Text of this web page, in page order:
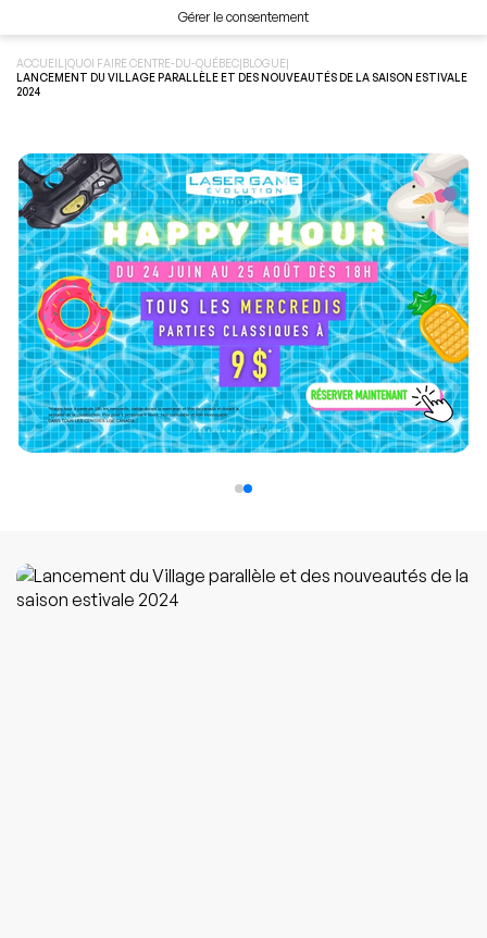
Gérer le consentement
ACCUEIL |QUOI FAIRE CENTRE-DU-QUÉBEC|BLOGUE|
LANCEMENT DU VILLAGE PARALLÈLE ET DES NOUVEAUTÉS DE LA SAISON ESTIVALE
2024